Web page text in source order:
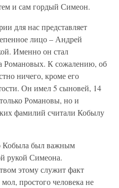
и сам гордый Симеон.
для нас представляет
лицо – Андрей
Именно он стал
Романовых. К сожалению, об
ничего, кроме его
Он имел 5 сыновей, 14
Романовы, но и
фамилий считали Кобылу
Кобыла был важным
рукой Симеона.
этому служит факт
простого человека не